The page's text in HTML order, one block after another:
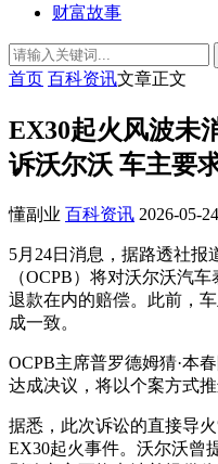
财富故事
首页 百科资讯文章正文
EX30起火风波未
诉沃尔沃 车主要
懂副业 百科资讯 2026-05-
5月24日消息，据路透社报
（OCPB）将对沃尔沃汽
退款在内的赔偿。此前，
成一致。
OCPB主席普罗德姆猜·本
达成决议，将以个案方式推
据悉，此次诉讼的直接导
EX30起火事件。沃尔沃曾